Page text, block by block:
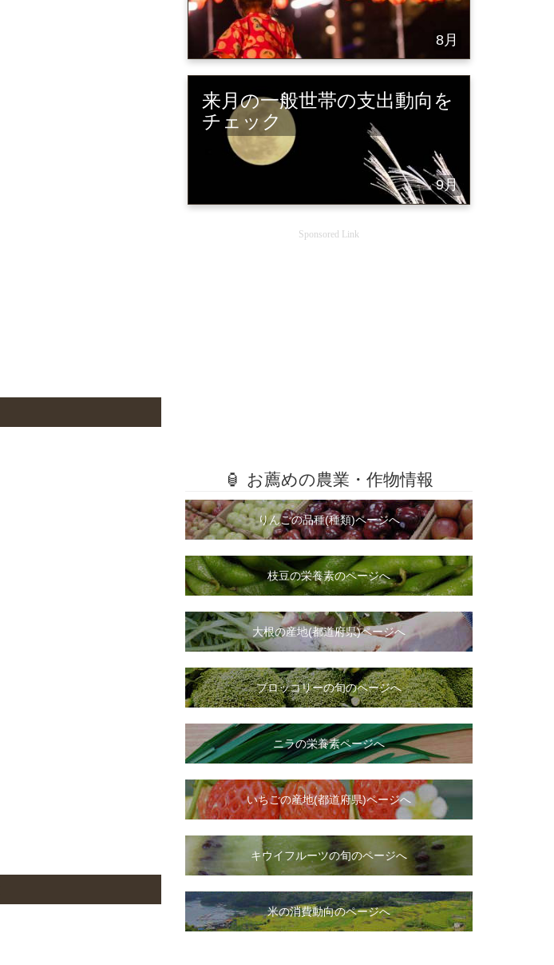
8月
来月の一般世帯の支出動向を
チェック
9月
Sponsored Link
🏮 お薦めの農業・作物情報
りんごの品種(種類)ページへ
枝豆の栄養素のページへ
大根の産地(都道府県)ページへ
ブロッコリーの旬のページへ
ニラの栄養素ページへ
いちごの産地(都道府県)ページへ
キウイフルーツの旬のページへ
米の消費動向のページへ